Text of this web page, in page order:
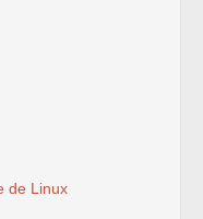
de Linux